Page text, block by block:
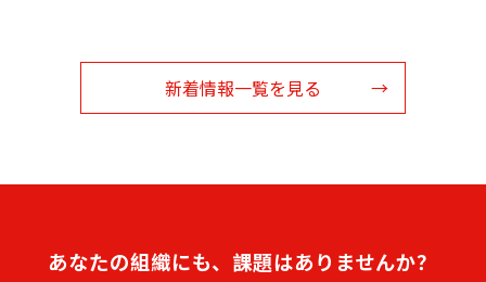
新着情報一覧を見る
あなたの組織にも、課題はありませんか？